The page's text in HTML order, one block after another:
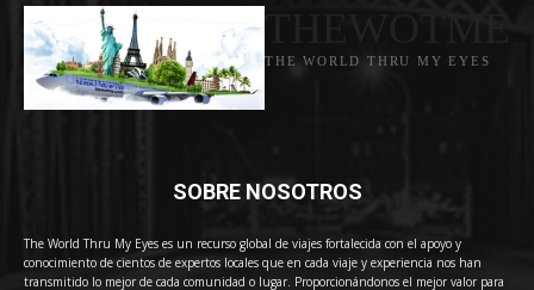
THE WORLD THRU MY EYES
SOBRE NOSOTROS
The World Thru My Eyes es un recurso global de viajes fortalecida con el apoyo y
conocimiento de cientos de expertos locales que en cada viaje y experiencia nos han
transmitido lo mejor de cada comunidad o lugar. Proporcionándonos el mejor valor para